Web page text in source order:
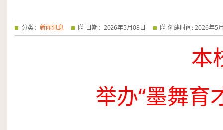
分类： 新闻讯息 日期： 2026年5月08日 创建时间:2026年5
本
举办“墨舞育